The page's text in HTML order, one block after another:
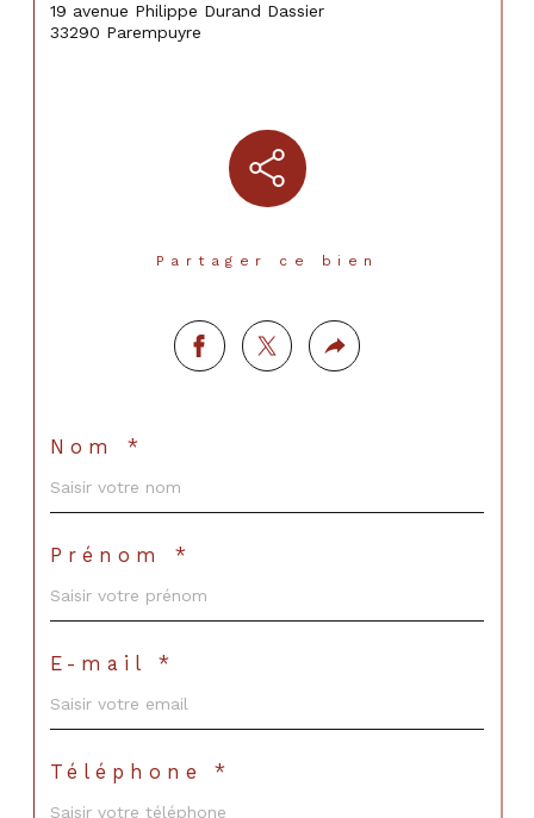
19 avenue Philippe Durand Dassier
33290 Parempuyre
Partager ce bien
Nom *
Prénom *
E-mail *
Téléphone *